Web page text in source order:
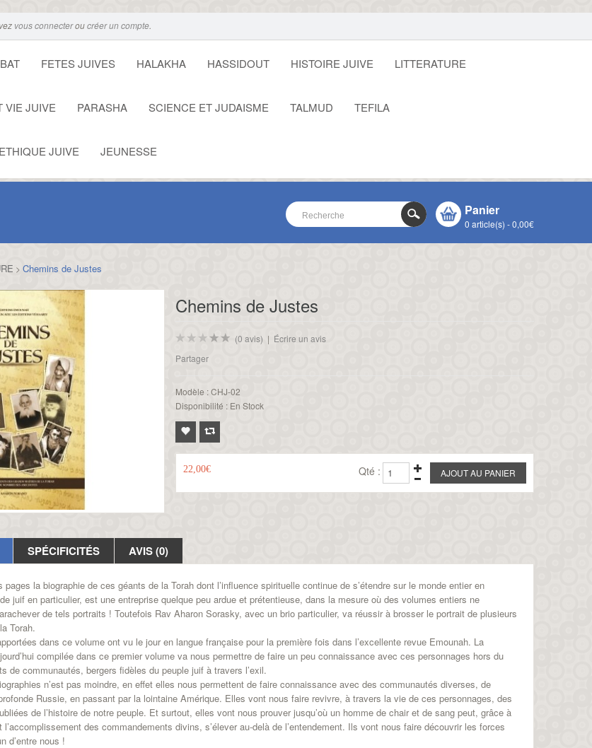
vous connecteroucréer un compte.
FETES JUIVES HALAKHA HASSIDOUT HISTOIRE JUIVE LITTERATURE
VIE JUIVE PARASHA SCIENCE ET JUDAISME TALMUD TEFILA
JUIVE JEUNESSE
Panier
0 article(s) - 0,00€
> Chemins de Justes
Chemins de Justes
(0 avis) | Écrire un avis
Partager
Modèle :CHJ-02
Disponibilité :En Stock
22,00€ Qté :
SPÉCIFICITÉS AVIS (0)
pages la biographie de ces géants de la Torah dont l’influence spirituelle continue de s’étendre sur le monde entier en
juif en particulier, est une entreprise quelque peu ardue et prétentieuse, dans la mesure où des volumes entiers ne
de tels portraits ! Toutefois Rav Aharon Sorasky, avec un brio particulier, va réussir à brosser le portrait de plusieurs
Torah.
dans ce volume ont vu le jour en langue française pour la première fois dans l’excellente revue Emounah. La
compilée dans ce premier volume va nous permettre de faire un peu connaissance avec ces personnages hors du
de communautés, bergers fidèles du peuple juif à travers l’exil.
n’est pas moindre, en effet elles nous permettent de faire connaissance avec des communautés diverses, de
profonde Russie, en passant par la lointaine Amérique. Elles vont nous faire revivre, à travers la vie de ces personnages, des
de l’histoire de notre peuple. Et surtout, elles vont nous prouver jusqu’où un homme de chair et de sang peut, grâce à
l’accomplissement des commandements divins, s’élever au-delà de l’entendement. Ils vont nous faire découvrir les forces
d’entre nous !